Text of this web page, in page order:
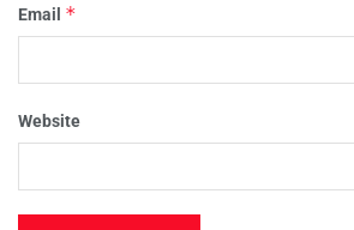
Email *
Website